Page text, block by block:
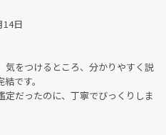
14日
気をつけるところ、分かりやすく説
です。
だったのに、丁寧でびっくりしま